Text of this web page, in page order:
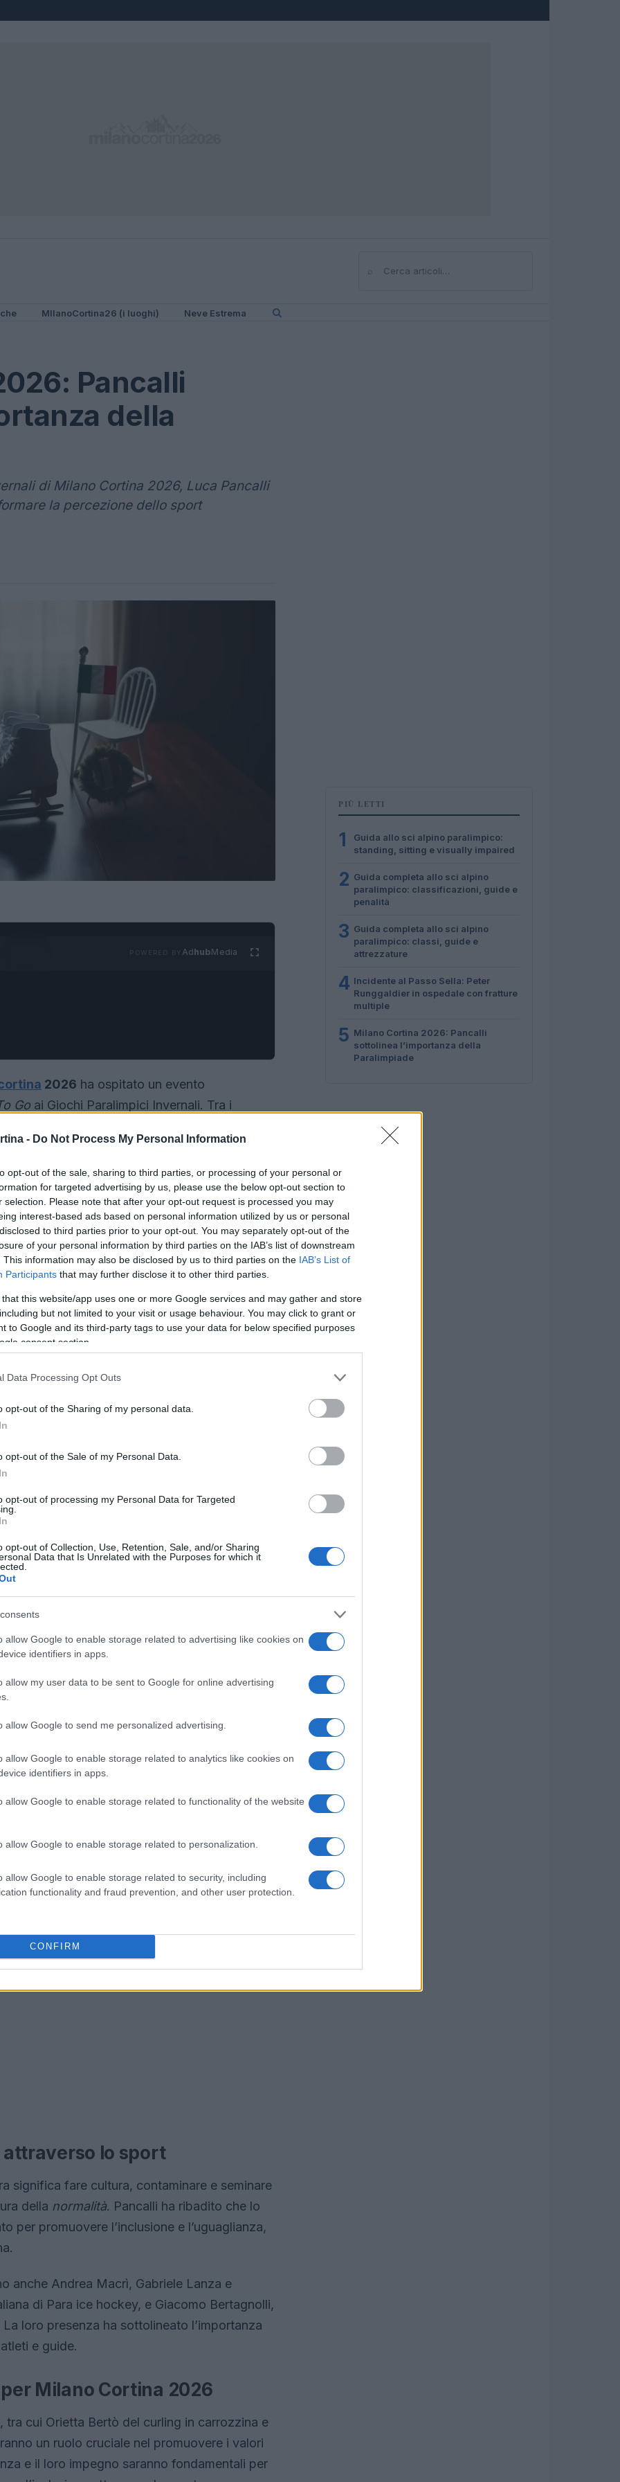
- Do Not Process My Personal Information
opt-out of the sale, sharing to third parties, or processing of your personal or
for targeted advertising by us, please use the below opt-out section to
selection. Please note that after your opt-out request is processed you may
interest-based ads based on personal information utilized by us or personal
to third parties prior to your opt-out. You may separately opt-out of the
of your personal information by third parties on the IAB’s list of downstream
This information may also be disclosed by us to third parties on the IAB’s List of
Participants that may further disclose it to other third parties.
that this website/app uses one or more Google services and may gather and store
but not limited to your visit or usage behaviour. You may click to grant or
to Google and its third-party tags to use your data for below specified purposes
consent section.
Data Processing Opt Outs
opt-out of the Sharing of my personal data.
opt-out of the Sale of my Personal Data.
opt-out of processing my Personal Data for Targeted
opt-out of Collection, Use, Retention, Sale, and/or Sharing
Data that Is Unrelated with the Purposes for which it
allow Google to enable storage related to advertising like cookies on
identifiers in apps.
allow my user data to be sent to Google for online advertising
allow Google to send me personalized advertising.
allow Google to enable storage related to analytics like cookies on
identifiers in apps.
allow Google to enable storage related to functionality of the website
allow Google to enable storage related to personalization.
allow Google to enable storage related to security, including
functionality and fraud prevention, and other user protection.
CONFIRM
⌕Cerca
MIlanoCortina26 (i luoghi) Neve Estrema
Pancalli
della
di Milano Cortina 2026, Luca Pancalli
la percezione dello sport
AdhubMedia
2026 ha ospitato un evento
Go ai Giochi Paralimpici Invernali. Tra i
di IPC Andrew Parsons, Giovanni Malagò,
2026 e del CONI, e Luca Pancalli,
del CIP.
paralimpici di spicco, tra cui Martina
di Parigi 2026, e Simone Barlaam,
insieme ad altri, sono stati nominati nuovi
ruolo cruciale per promuovere i valori dello
sul movimento sportivo
non sia solo un evento sportivo, ma
il futuro del movimento paralimpico italiano e
è cambiato tutto per il movimento
a Milano-Cortina.”
dieci giorni di gara nel 2026, durante i
le loro capacità, offrendo una
“La Paralimpiade è sport ed è opportunità
di dentro, per offrire a tutti medesimi diritti”,
lo sport
significa fare cultura, contaminare e seminare
della normalità. Pancalli ha ribadito che lo
per promuovere l’inclusione e l’uguaglianza,
anche Andrea Macrì, Gabriele Lanza e
di Para ice hockey, e Giacomo Bertagnolli,
La loro presenza ha sottolineato l’importanza
e guide.
Milano Cortina 2026
cui Orietta Bertò del curling in carrozzina e
un ruolo cruciale nel promuovere i valori
e il loro impegno saranno fondamentali per
PIÙ LETTI
1
Guida allo sci alpino paralimpico:
standing, sitting e visually impaired
2 Guida completa allo sci alpino
paralimpico: classificazioni, guide e
penalità
3 Guida completa allo sci alpino
paralimpico: classi, guide e
attrezzature
4 Incidente al Passo Sella: Peter
Runggaldier in ospedale con fratture
multiple
5 Milano Cortina 2026: Pancalli
sottolinea l’importanza della
Paralimpiade